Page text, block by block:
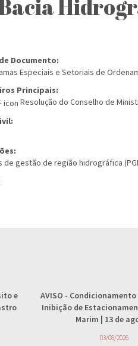
Documento:
Especiais e Setoriais de
Principais:
Resolução do Conselho de
de gestão de região hidrográfica
e
AVISO -
Inibição de
Marim | 13 de
03/08/2026